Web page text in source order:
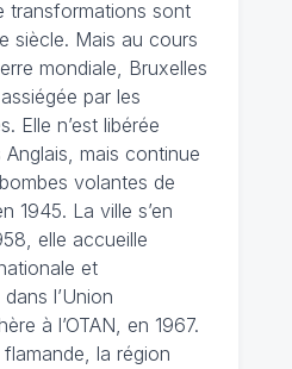
transformations sont
siècle. Mais au cours
mondiale, Bruxelles
par les
Elle n’est libérée
Anglais, mais continue
volantes de
1945. La ville s’en
elle accueille
et
l’Union
à l’OTAN, en 1967.
la région